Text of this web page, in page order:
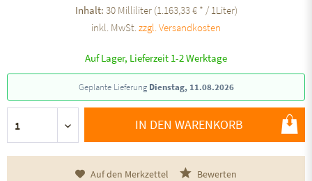
Inhalt: 30 Milliliter (1.163,33 € * / 1Liter)
inkl. MwSt.zzgl. Versandkosten
Auf Lager, Lieferzeit 1-2 Werktage
Geplante Lieferung Dienstag, 11.08.2026
IN DEN WARENKORB
Auf den Merkzettel Bewerten